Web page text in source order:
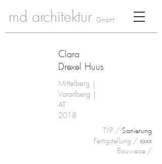
md architektur GmbH
Clara
Drexel Huus
Mittelberg |
Vorarlberg |
AT
2018
TYP / Sanierung
Fertigstellung / xxxx
Bauweise /